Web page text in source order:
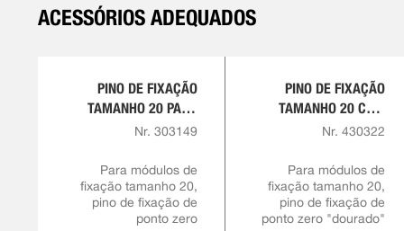
ACESSÓRIOS ADEQUADOS
PINO DE FIXAÇÃO
TAMANHO 20 PARA
PARAFUSO
M12
Nr. 303149
Para módulos de
fixação tamanho 20,
pino de fixação de
ponto zero
PINO DE FIXAÇÃO
TAMANHO 20 COM
MARCAÇÃO EM CORES
PRISIONEIRO M12
Nr. 430322
Para módulos de
fixação tamanho 20,
pino de fixação de
ponto zero "dourado"